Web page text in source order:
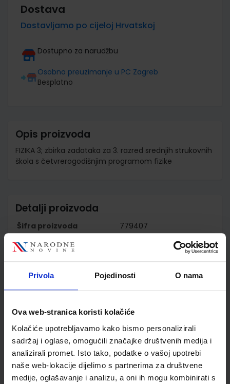
Privola Pojedinosti O nama
Ova web-stranica koristi kolačiće
Kolačiće upotrebljavamo kako bismo personalizirali
sadržaj i oglase, omogućili značajke društvenih medija i
analizirali promet. Isto tako, podatke o vašoj upotrebi
naše web-lokacije dijelimo s partnerima za društvene
medije, oglašavanje i analizu, a oni ih mogu kombinirati s
Dostava
Dostavljamo po cijeloj Hrvatskoj
Dostupno za narudžbu
Osobno preuzimanje u PC Zagreb
Besplatno
Opis proizvoda
FIZIKA 3; zbirka zadataka za 3. razred srednjih strukovnih
škola s četvrerogodišnjim programom fizike
Detalji proizvoda
Šifra proizvoda
779407
Nakladnik
Školski razred
30 3.RAZRED SŠ
Vrsta škole
3 STRUKOVNA
Reg br min
4447